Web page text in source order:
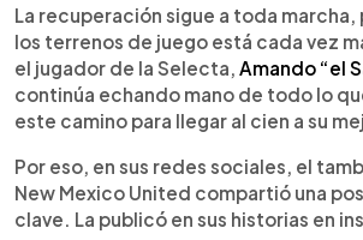
Escuchar artículo
La recuperación sigue a toda marcha,
los terrenos de juego está cada vez
el jugador de la Selecta, Amando “el
continúa echando mano de todo lo
este camino para llegar al cien a su
Por eso, en sus redes sociales, el
New Mexico United compartió una
clave. La publicó en sus historias en